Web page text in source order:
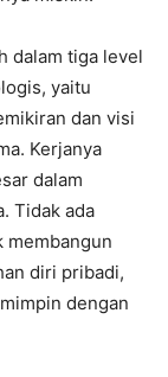
dalam tiga level
yaitu
dan visi
Kerjanya
dalam
Tidak ada
membangun
diri pribadi,
dengan